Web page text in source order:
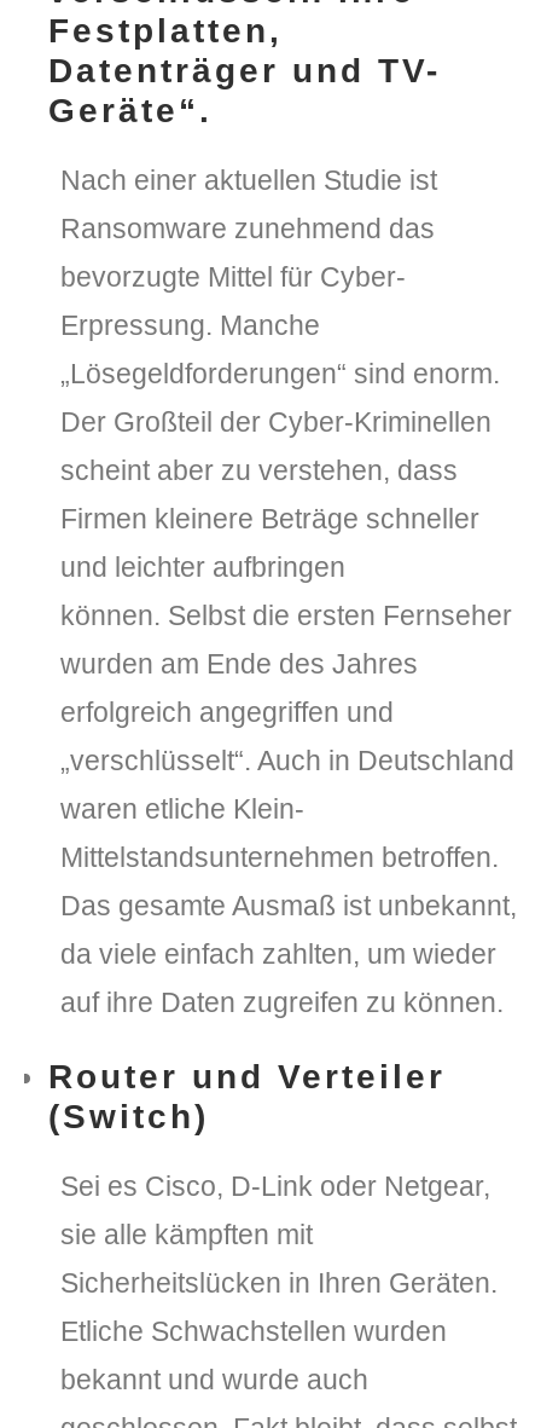
Festplatten,
Datenträger und TV-
Geräte“.
Nach einer aktuellen Studie ist
Ransomware zunehmend das
bevorzugte Mittel für Cyber-
Erpressung. Manche
„Lösegeldforderungen“ sind enorm.
Der Großteil der Cyber-Kriminellen
scheint aber zu verstehen, dass
Firmen kleinere Beträge schneller
und leichter aufbringen
können. Selbst die ersten Fernseher
wurden am Ende des Jahres
erfolgreich angegriffen und
„verschlüsselt“. Auch in Deutschland
waren etliche Klein-
Mittelstandsunternehmen betroffen.
Das gesamte Ausmaß ist unbekannt,
da viele einfach zahlten, um wieder
auf ihre Daten zugreifen zu können.
Router und Verteiler
(Switch)
Sei es Cisco, D-Link oder Netgear,
sie alle kämpften mit
Sicherheitslücken in Ihren Geräten.
Etliche Schwachstellen wurden
bekannt und wurde auch